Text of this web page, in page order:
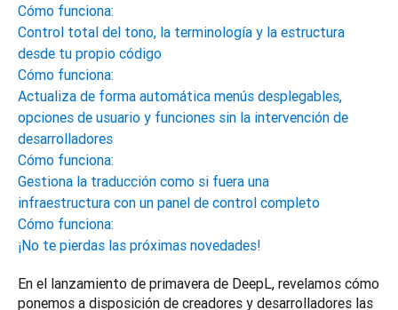
Cómo funciona:
Control total del tono, la terminología y la estructura
desde tu propio código
Cómo funciona:
Actualiza de forma automática menús desplegables,
opciones de usuario y funciones sin la intervención de
desarrolladores
Cómo funciona:
Gestiona la traducción como si fuera una
infraestructura con un panel de control completo
Cómo funciona:
¡No te pierdas las próximas novedades!
En el lanzamiento de primavera de DeepL, revelamos cómo
ponemos a disposición de creadores y desarrolladores las